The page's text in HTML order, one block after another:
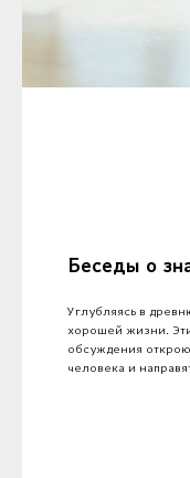
Беседы о
Углубляясь в
хорошей жизни.
обсуждения
человека и